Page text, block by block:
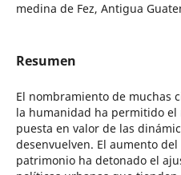
medina de Fez, Antigua
Resumen
El nombramiento de muchas
la humanidad ha permitido el
puesta en valor de las
desenvuelven. El aumento
patrimonio ha detonado el